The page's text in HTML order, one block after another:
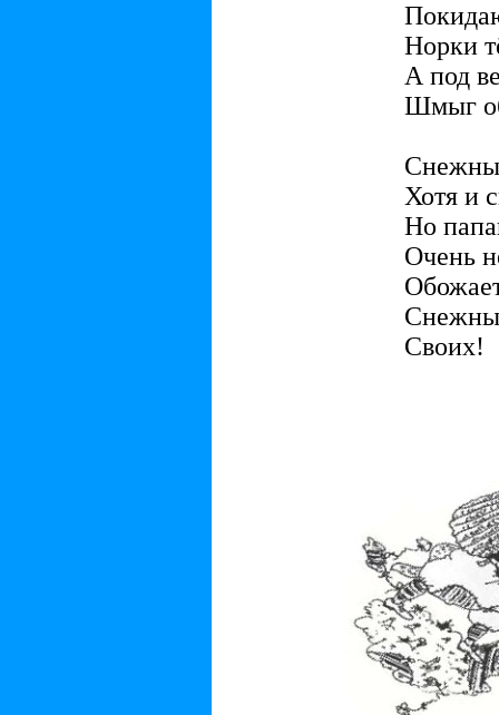
Норки
А под
Шмыг
Хотя и
Но
Очень
Своих!